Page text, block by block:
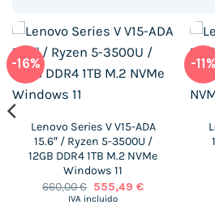
-16%
Lenovo Series V V15-ADA
15.6″ / Ryzen 5-3500U /
12GB DDR4 1TB M.2 NVMe
Windows 11
660,00€ El
precio
555,49 €El
IVA incluido
-11%